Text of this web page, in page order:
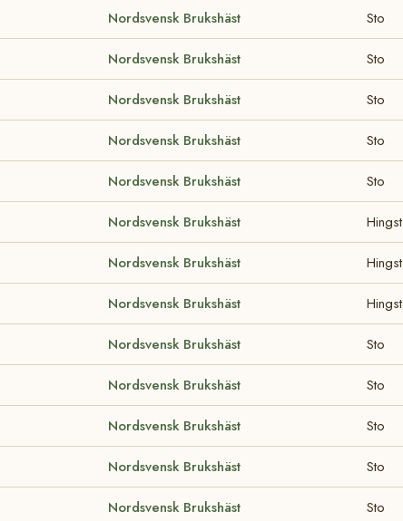
Nordsvensk Brukshäst Sto
Nordsvensk Brukshäst Sto
Nordsvensk Brukshäst Sto
Nordsvensk Brukshäst Sto
Nordsvensk Brukshäst Sto
Nordsvensk Brukshäst Hingst
Nordsvensk Brukshäst Hingst
Nordsvensk Brukshäst Hingst
Nordsvensk Brukshäst Sto
Nordsvensk Brukshäst Sto
Nordsvensk Brukshäst Sto
Nordsvensk Brukshäst Sto
Nordsvensk Brukshäst Sto